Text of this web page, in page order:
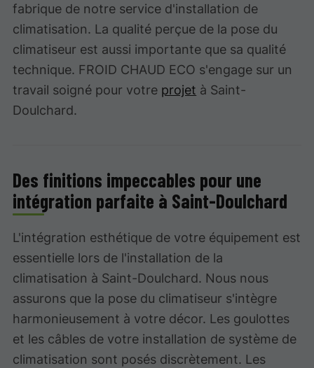
fabrique de notre service d'installation de
climatisation. La qualité perçue de la pose du
climatiseur est aussi importante que sa qualité
technique. FROID CHAUD ECO s'engage sur un
travail soigné pour votre projet à Saint-
Doulchard.
Des finitions impeccables pour une
intégration parfaite à Saint-Doulchard
L'intégration esthétique de votre équipement est
essentielle lors de l'installation de la
climatisation à Saint-Doulchard. Nous nous
assurons que la pose du climatiseur s'intègre
harmonieusement à votre décor. Les goulottes
et les câbles de votre installation de système de
climatisation sont posés discrètement. Les